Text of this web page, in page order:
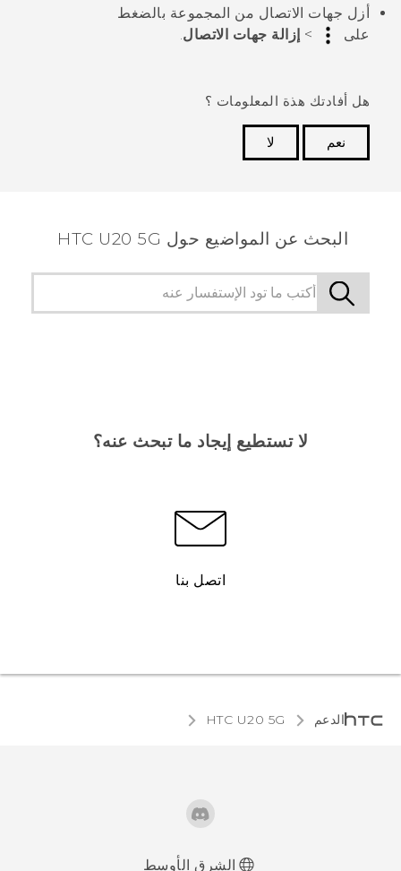
أزل جهات الاتصال من المجموعة بالضغط
على
> إزالة جهات الاتصال.
هل أفادتك هذة المعلومات ؟
نعم
لا
البحث عن المواضيع حول ‎HTC U20 5G
لا تستطيع إيجاد ما تبحث عنه؟
اتصل بنا
الدعم ‎HTC U20 5G‎
الشرق الأوسط